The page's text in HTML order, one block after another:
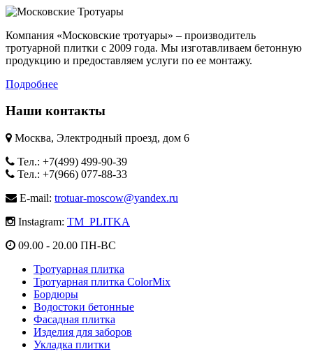
Компания «Московские тротуары» – производитель
тротуарной плитки с 2009 года. Мы изготавливаем бетонную
продукцию и предоставляем услуги по ее монтажу.
Подробнее
Наши контакты
Москва, Электродный проезд, дом 6
Тел.: +7(499) 499-90-39
Тел.: +7(966) 077-88-33
E-mail: trotuar-moscow@yandex.ru
Instagram: TM_PLITKA
09.00 - 20.00 ПН-ВС
Тротуарная плитка
Тротуарная плитка ColorMix
Бордюры
Водостоки бетонные
Фасадная плитка
Изделия для заборов
Укладка плитки